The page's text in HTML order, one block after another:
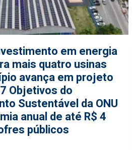
em energia
mais quatro usinas
avança em projeto
Objetivos do
Sustentável da ONU
anual de até R$ 4
públicos